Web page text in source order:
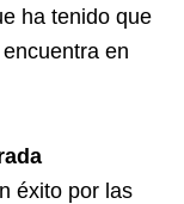
ha tenido que
en
éxito por las